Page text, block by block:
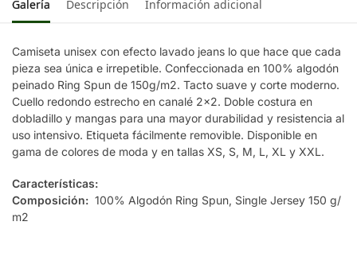
Galería Descripción Información adicional
Camiseta unisex con efecto lavado jeans lo que hace que cada
pieza sea única e irrepetible. Confeccionada en 100% algodón
peinado Ring Spun de 150g/m2. Tacto suave y corte moderno.
Cuello redondo estrecho en canalé 2×2. Doble costura en
dobladillo y mangas para una mayor durabilidad y resistencia al
uso intensivo. Etiqueta fácilmente removible. Disponible en
gama de colores de moda y en tallas XS, S, M, L, XL y XXL.
Características:
Composición: 100% Algodón Ring Spun, Single Jersey 150 g/
m2